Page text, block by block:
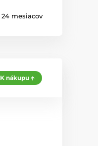
24 mesiacov
K nákupu